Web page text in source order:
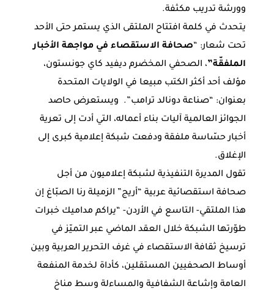
وورشة تدريب مكثفة.
يتحدث في كلمة افتتاح الملتقى الذي يستمر حتى الأحد
تحت شعار: “صحافة الاستقصاء في مواجهة الأخبار
الملفقّة”، الصحفي المخضرم ديفيد كاي جونستون،
مؤلف أحد أكثر الكتب مبيعا في الولايات المتحدة
بعنوان: “صناعة دونالد ترامب”. ويستعرض حاصد
الجوائز العالمية آليات بناء أعماله، التي أدت إلى تعرية
أخبار حسّاسة ملفقة ودفعت شبكة إعلامية كبرى إلى
الإغلاق.
تقول المديرة التنفيذية لشبكة إعلاميون من أجل
صحافة استقصائية عربية “أريج” الزميلة رنا الصبّاغ إن
هذا الملتقي- التاسع في الأردن- “يراكم مداميك خبرات
طوّرتها الشبكة خلال العقد الماضي عبر التميّز في
ترسيخ ثقافة الاستقصاء في غرف التحرير العربية وبين
أوساط الصحفيين المستقلين، كأداة لخدمة المنفعة
العامة وإشاعة الشفافية والمساءلة وسط مناخ